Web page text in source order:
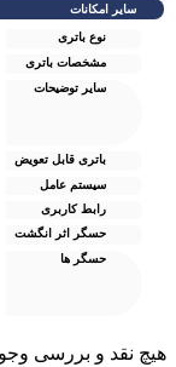
سایر امکانات
نوع باتری
مشخصات باتری
سایر توضیحات
باتری قابل تعویض
سیستم عامل
رابط کاربری
حسگر اثر انگشت
حسگر ها
نقد و بررسی وجود